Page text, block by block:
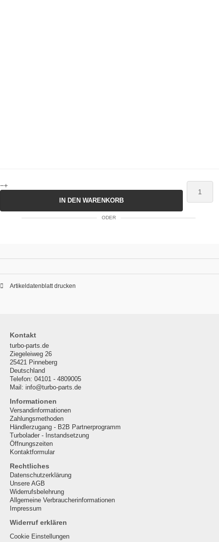
−+
IN DEN WARENKORB
ODER
Artikeldatenblatt drucken
Kontakt
turbo-parts.de
Ziegeleiweg 26
25421 Pinneberg
Deutschland
Telefon: 04101 - 4809005
Mail: info@turbo-parts.de
Informationen
Versandinformationen
Zahlungsmethoden
Händlerzugang - B2B Partnerprogramm
Turbolader - Instandsetzung
Öffnungszeiten
Kontaktformular
Rechtliches
Datenschutzerklärung
Unsere AGB
Widerrufsbelehrung
Allgemeine Verbraucherinformationen
Impressum
Widerruf erklären
Cookie Einstellungen